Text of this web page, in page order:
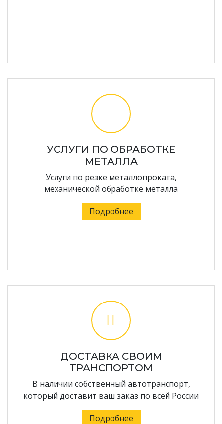
УСЛУГИ ПО ОБРАБОТКЕ
МЕТАЛЛА
Услуги по резке металлопроката,
механической обработке металла
Подробнее
ДОСТАВКА СВОИМ
ТРАНСПОРТОМ
В наличии собственный автотранспорт,
который доставит ваш заказ по всей России
Подробнее